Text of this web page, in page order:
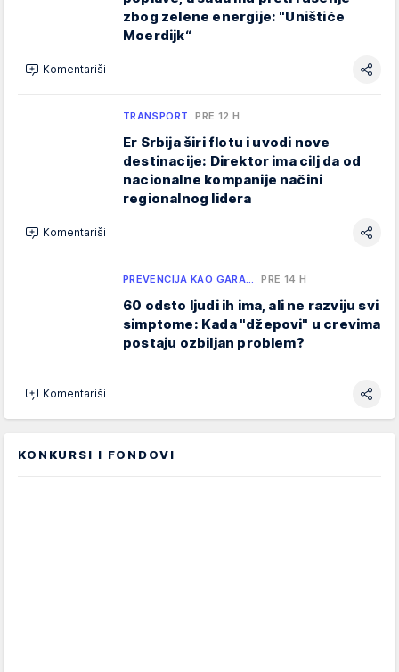
zbog zelene energije: "Uništiće
Moerdijk“
Komentariši
TRANSPORT PRE 12 H
Er Srbija širi flotu i uvodi nove
destinacije: Direktor ima cilj da od
nacionalne kompanije načini
regionalnog lidera
Komentariši
PREVENCIJA KAO GARA… PRE 14 H
60 odsto ljudi ih ima, ali ne razviju svi
simptome: Kada "džepovi" u crevima
postaju ozbiljan problem?
Komentariši
KONKURSI I FONDOVI